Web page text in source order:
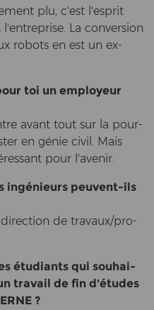
plu, c'est l'es­prit
La con­ver­si­on
ro­bots en est un ex­
toi un em­ploy­eur
avant tout sur la pour­
en génie civil. Mais
pour l'ave­nir.
ingénieurs peuvent-​ils
di­rec­tion de trav­aux/pro­
étudiants qui sou­hai­
tra­vail de fin d'études
?